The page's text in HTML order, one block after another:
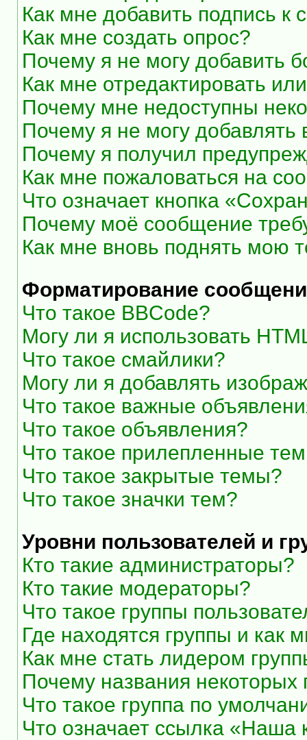
Как мне добавить подпись
Как мне создать опрос?
Почему я не могу добавить
Как мне отредактировать
Почему мне недоступны
Почему я не могу добавлять
Почему я получил
Как мне пожаловаться на
Что означает кнопка
Почему моё сообщение
Как мне вновь поднять мою
Форматирование
Что такое BBCode?
Могу ли я использовать
Что такое смайлики?
Могу ли я добавлять
Что такое важные
Что такое объявления?
Что такое прилепленные
Что такое закрытые темы?
Что такое значки тем?
Уровни пользователей и
Кто такие администраторы?
Кто такие модераторы?
Что такое группы
Где находятся группы и как
Как мне стать лидером
Почему названия
Что такое группа по
Что означает ссылка «Наша